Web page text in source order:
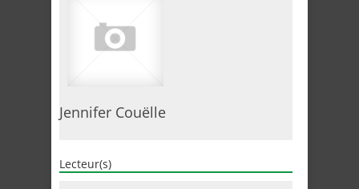
Jennifer Couëlle
Lecteur(s)